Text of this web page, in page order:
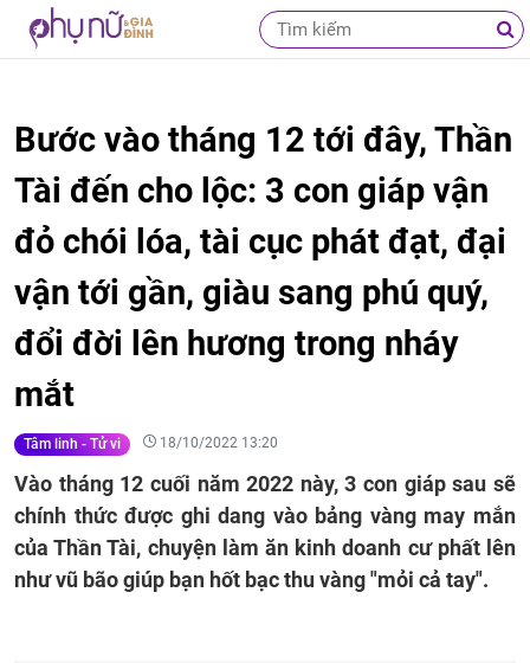
Bước vào tháng 12 tới đây, Thần
Tài đến cho lộc: 3 con giáp vận
đỏ chói lóa, tài cục phát đạt, đại
vận tới gần, giàu sang phú quý,
đổi đời lên hương trong nháy
mắt
Tâm linh - Tử vi 18/10/2022 13:20
Vào tháng 12 cuối năm 2022 này, 3 con giáp sau sẽ
chính thức được ghi dang vào bảng vàng may mắn
của Thần Tài, chuyện làm ăn kinh doanh cư phất lên
như vũ bão giúp bạn hốt bạc thu vàng "mỏi cả tay".